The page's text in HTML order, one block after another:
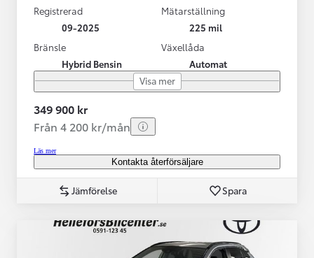
Registrerad
09-2025
Mätarställning
225 mil
Bränsle
Hybrid Bensin
Växellåda
Automat
Visa mer
349 900 kr
Från 4 200 kr/mån
Läs mer
Kontakta återförsäljare
Jämförelse Spara